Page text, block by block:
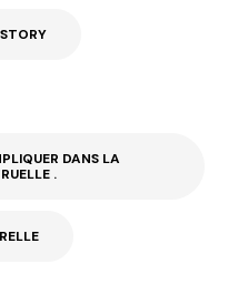
STORY
DANS LA
.